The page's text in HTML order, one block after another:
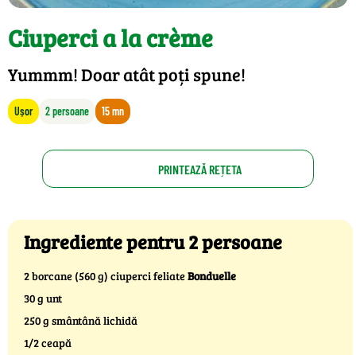
Ciuperci a la crème
Yummm! Doar atât poți spune!
Ușor 2 persoane 15 mn
PRINTEAZĂ REȚETA
Ingrediente pentru 2 persoane
2 borcane (560 g) ciuperci feliateBonduelle
30 g unt
250 g smântână lichidă
1/2 ceapă